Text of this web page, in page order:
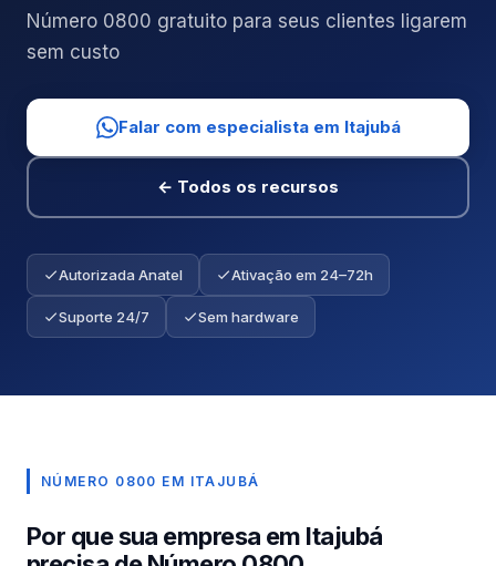
Número 0800 gratuito para seus clientes ligarem
sem custo
Falar com especialista em Itajubá
← Todos os recursos
Autorizada Anatel Ativação em 24–72h
Suporte 24/7 Sem hardware
NÚMERO 0800 EM ITAJUBÁ
Por que sua empresa em Itajubá